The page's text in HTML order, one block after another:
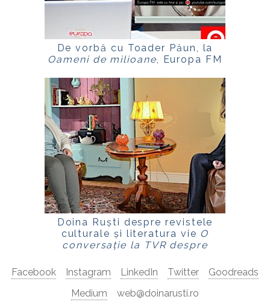
De vorbă cu Toader Păun, la
Oameni de milioane, Europa FM
Doina Ruști despre revistele
culturale și literatura vie O
conversație la TVR despre
Facebook
Instagram LinkedIn Twitter
Goodreads
Medium
web@doinarusti.ro